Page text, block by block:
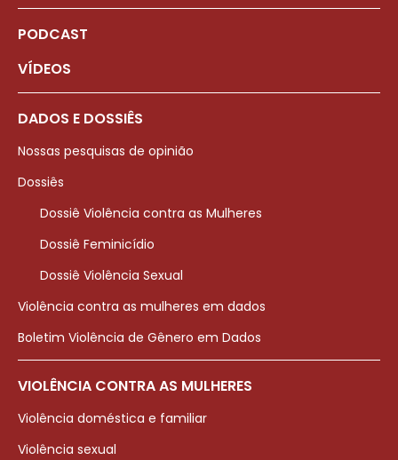
PODCAST
VÍDEOS
DADOS E DOSSIÊS
Nossas pesquisas de opinião
Dossiês
Dossiê Violência contra as Mulheres
Dossiê Feminicídio
Dossiê Violência Sexual
Violência contra as mulheres em dados
Boletim Violência de Gênero em Dados
VIOLÊNCIA CONTRA AS MULHERES
Violência doméstica e familiar
Violência sexual